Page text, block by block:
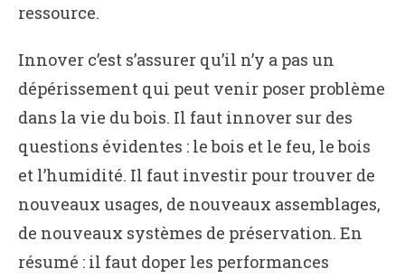
ressource.
Innover c’est s’assurer qu’il n’y a pas un
dépérissement qui peut venir poser problème
dans la vie du bois. Il faut innover sur des
questions évidentes : le bois et le feu, le bois
et l’humidité. Il faut investir pour trouver de
nouveaux usages, de nouveaux assemblages,
de nouveaux systèmes de préservation. En
résumé : il faut doper les performances